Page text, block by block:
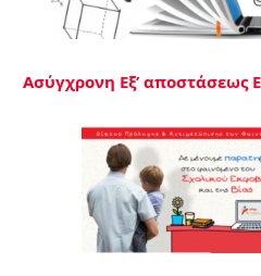
Ασύγχρονη Εξ’ αποστάσεως